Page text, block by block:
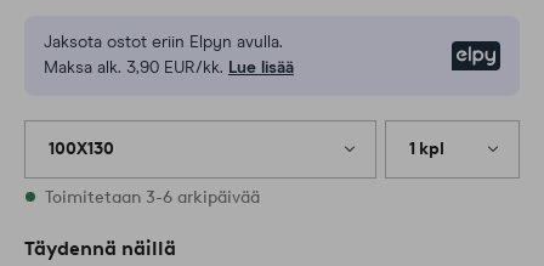
Jaksota ostot eriin Elpyn avulla.
Maksa alk. 3,90 EUR/kk. Lue lisää
100X130 1 kpl
Varastossa
Toimitetaan 3-6 arkipäivää
Täydennä näillä